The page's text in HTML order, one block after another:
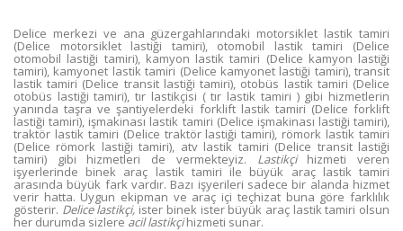
Delice merkezi ve ana güzergahlarındaki motorsiklet lastik tamiri
(Delice motorsiklet lastiği tamiri), otomobil lastik tamiri (Delice
otomobil lastiği tamiri), kamyon lastik tamiri (Delice kamyon lastiği
tamiri), kamyonet lastik tamiri (Delice kamyonet lastiği tamiri), transit
lastik tamiri (Delice transit lastiği tamiri), otobüs lastik tamiri (Delice
otobüs lastiği tamiri), tır lastikçisi ( tır lastik tamiri ) gibi hizmetlerin
yanında taşra ve şantiyelerdeki forklift lastik tamiri (Delice forklift
lastiği tamiri), işmakinası lastik tamiri (Delice işmakinası lastiği tamiri),
traktör lastik tamiri (Delice traktör lastiği tamiri), römork lastik tamiri
(Delice römork lastiği tamiri), atv lastik tamiri (Delice transit lastiği
tamiri) gibi hizmetleri de vermekteyiz. Lastikçihizmeti veren
işyerlerinde binek araç lastik tamiri ile büyük araç lastik tamiri
arasında büyük fark vardır. Bazı işyerileri sadece bir alanda hizmet
verir hatta. Uygun ekipman ve araç içi teçhizat buna göre farklılık
gösterir. Delice lastikçi,ister binek ister büyük araç lastik tamiri olsun
her durumda sizlereacil lastikçihizmeti sunar.